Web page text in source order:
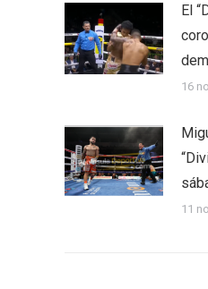
El
16
11